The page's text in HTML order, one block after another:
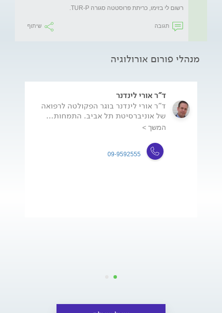
רשום לי בזימו, כריתת פרוסטטה סגורה TUR-P.
תגובה שיתוף
מנהלי פורום אורולוגיה
ד"ר אורי לינדנר
ד"ר אורי לינדנר בוגר הפקולטה לרפואה
של אוניברסיטת תל אביב. התמחות...
המשך >
09-9592555